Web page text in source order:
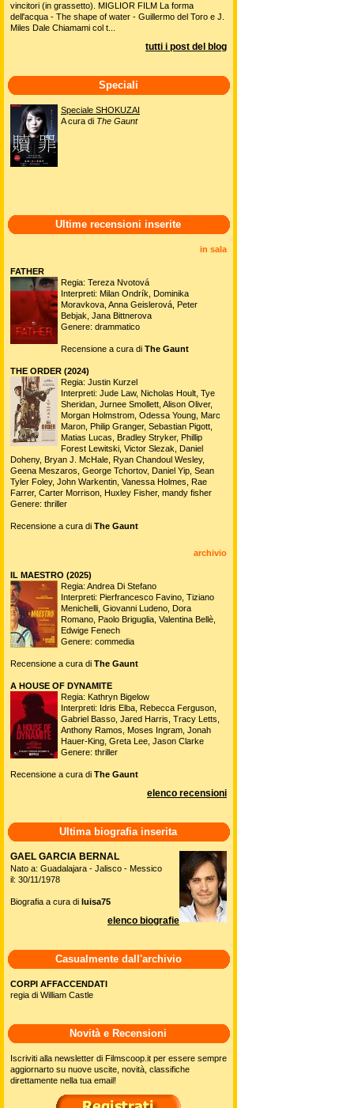
vincitori (in grassetto). MIGLIOR FILM La forma
dell'acqua - The shape of water - Guillermo del Toro e J.
Miles Dale Chiamami col t...
tutti i post del blog
Speciali
Speciale SHOKUZAI
A cura di The Gaunt
Ultime recensioni inserite
in sala
FATHER
Regia: Tereza Nvotová
Interpreti: Milan Ondrík, Dominika
Moravkova, Anna Geislerová, Peter
Bebjak, Jana Bittnerova
Genere: drammatico
Recensione a cura di The Gaunt
THE ORDER (2024)
Regia: Justin Kurzel
Interpreti: Jude Law, Nicholas Hoult, Tye
Sheridan, Jurnee Smollett, Alison Oliver,
Morgan Holmstrom, Odessa Young, Marc
Maron, Philip Granger, Sebastian Pigott,
Matias Lucas, Bradley Stryker, Phillip
Forest Lewitski, Victor Slezak, Daniel
Doheny, Bryan J. McHale, Ryan Chandoul Wesley,
Geena Meszaros, George Tchortov, Daniel Yip, Sean
Tyler Foley, John Warkentin, Vanessa Holmes, Rae
Farrer, Carter Morrison, Huxley Fisher, mandy fisher
Genere: thriller
Recensione a cura di The Gaunt
archivio
IL MAESTRO (2025)
Regia: Andrea Di Stefano
Interpreti: Pierfrancesco Favino, Tiziano
Menichelli, Giovanni Ludeno, Dora
Romano, Paolo Briguglia, Valentina Bellè,
Edwige Fenech
Genere: commedia
Recensione a cura di The Gaunt
A HOUSE OF DYNAMITE
Regia: Kathryn Bigelow
Interpreti: Idris Elba, Rebecca Ferguson,
Gabriel Basso, Jared Harris, Tracy Letts,
Anthony Ramos, Moses Ingram, Jonah
Hauer-King, Greta Lee, Jason Clarke
Genere: thriller
Recensione a cura di The Gaunt
elenco recensioni
Ultima biografia inserita
GAEL GARCIA BERNAL
Nato a: Guadalajara - Jalisco - Messico
il: 30/11/1978
Biografia a cura di luisa75
elenco biografie
Casualmente dall'archivio
CORPI AFFACCENDATI
regia di William Castle
Novità e Recensioni
Iscriviti alla newsletter di Filmscoop.it per essere sempre
aggiornarto su nuove uscite, novità, classifiche
direttamente nella tua email!